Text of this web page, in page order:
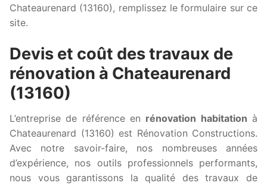
Chateaurenard (13160), remplissez le formulaire sur ce
site.
Devis et coût des travaux de
rénovation à Chateaurenard
(13160)
L’entreprise de référence en rénovation habitation à
Chateaurenard (13160) est Rénovation Constructions.
Avec notre savoir-faire, nos nombreuses années
d’expérience, nos outils professionnels performants,
nous vous garantissons la qualité des travaux de